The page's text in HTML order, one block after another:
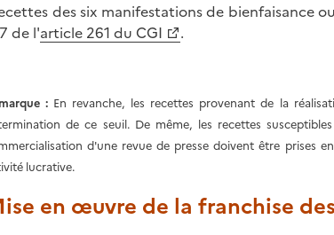
des six manifestations de bienfaisance
de l'article 261 du CGI
.
: En revanche, les recettes provenant de la
de ce seuil. De même, les recettes
d'une revue de presse doivent être prises
lucrative.
en œuvre de la franchise